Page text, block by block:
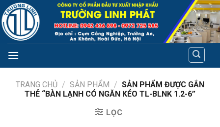
Skip
to
content
TRANG CHỦ / SẢN PHẨM / SẢN PHẨM ĐƯỢC GẮN
THẺ “BÀN LẠNH CÓ NGĂN KÉO TL-BLNK 1.2-6”
LỌC